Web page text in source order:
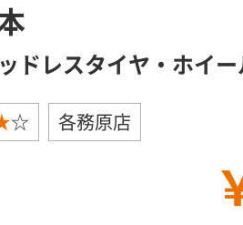
ドレスタイヤ・ホイ
☆ 各務原店